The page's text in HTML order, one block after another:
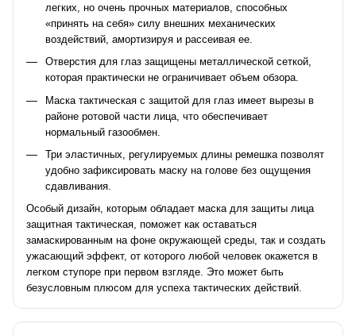
легких, но очень прочных материалов, способных
«принять на себя» силу внешних механических
воздействий, амортизируя и рассеивая ее.
Отверстия для глаз защищены металлической сеткой,
которая практически не ограничивает объем обзора.
Маска тактическая с защитой для глаз имеет вырезы в
районе ротовой части лица, что обеспечивает
нормальный газообмен.
Три эластичных, регулируемых длины ремешка позволят
удобно зафиксировать маску на голове без ощущения
сдавливания.
Особый дизайн, которым обладает маска для защиты лица
защитная тактическая, поможет как оставаться
замаскированным на фоне окружающей среды, так и создать
ужасающий эффект, от которого любой человек окажется в
легком ступоре при первом взгляде. Это может быть
безусловным плюсом для успеха тактических действий.